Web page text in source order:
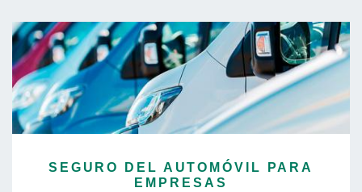
SEGURO DEL AUTOMÓVIL PARA
EMPRESAS